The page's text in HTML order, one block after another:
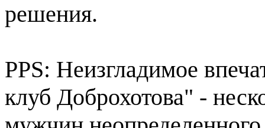
решения.
PPS: Неизгладимое
клуб Доброхотова" -